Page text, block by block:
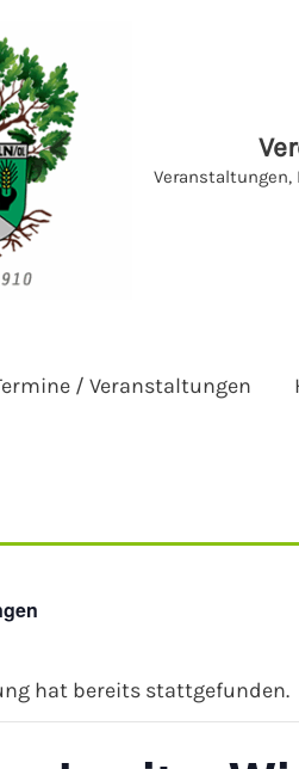
Veranstaltungen,
/ Veranstaltungen
hat bereits stattgefunden.